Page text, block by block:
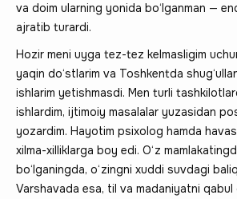
va doim ularning yonida bo‘lganman —
ajratib turardi.
Hozir meni uyga tez-tez kelmasligim
yaqin do‘stlarim va Toshkentda
ishlarim yetishmasdi. Men turli
ishlardim, ijtimoiy masalalar yuzasidan
yozardim. Hayotim psixolog hamda
xilma-xilliklarga boy edi. O‘z
bo‘lganingda, o‘zingni xuddi suvdagi
Varshavada esa, til va madaniyatni